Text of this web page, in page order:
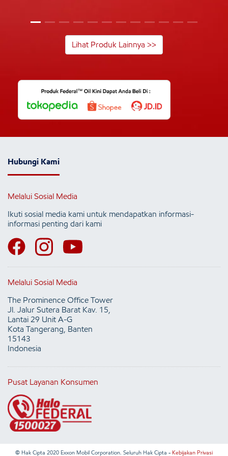
Lihat Produk Lainnya >>
Hubungi Kami
Melalui Sosial Media
Ikuti sosial media kami untuk mendapatkan informasi-
informasi penting dari kami
Melalui Sosial Media
The Prominence Office Tower
Jl. Jalur Sutera Barat Kav. 15,
Lantai 29 Unit A-G
Kota Tangerang, Banten
15143
Indonesia
Pusat Layanan Konsumen
© Hak Cipta 2020 Exxon Mobil Corporation. Seluruh Hak Cipta - Kebijakan Privasi